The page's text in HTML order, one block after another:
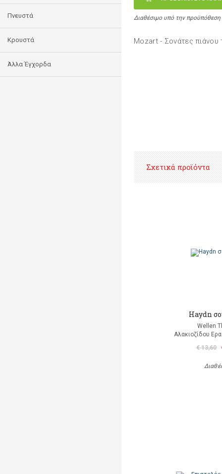
Πνευστά
Κρουστά
Άλλα Έγχορδα
Διαθέσιμο υπό την
Mozart - Σονάτες
Σχετικά προϊόντα
Haydn
Wellen
Αλακιοζίδου
€ 13,60